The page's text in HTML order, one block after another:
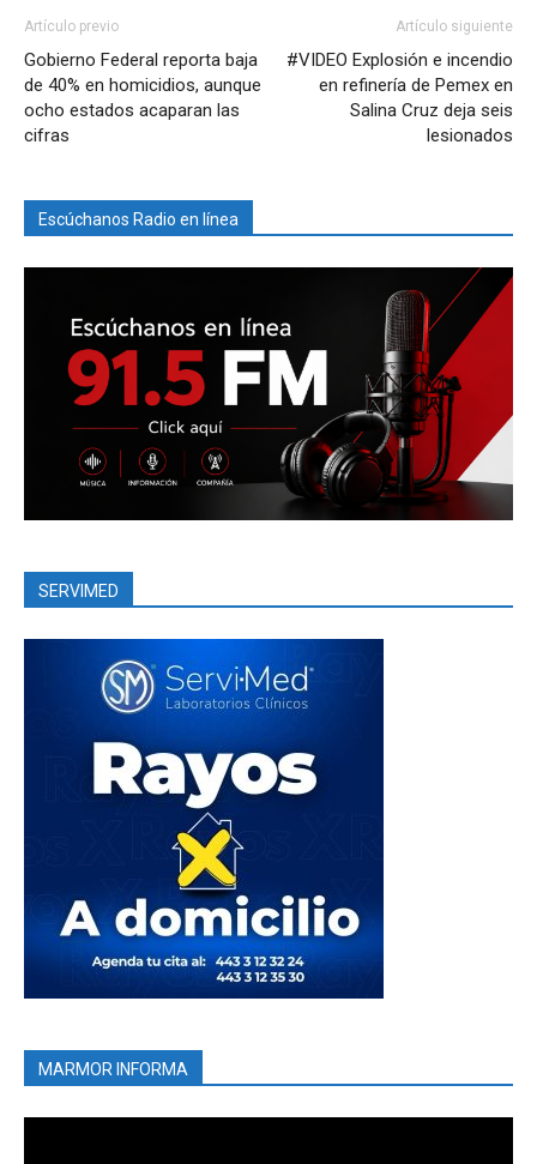
Artículo previo
Gobierno Federal reporta baja
de 40% en homicidios, aunque
ocho estados acaparan las
cifras
Artículo siguiente
#VIDEO Explosión e incendio
en refinería de Pemex en
Salina Cruz deja seis
lesionados
Escúchanos Radio en línea
SERVIMED
MARMOR INFORMA